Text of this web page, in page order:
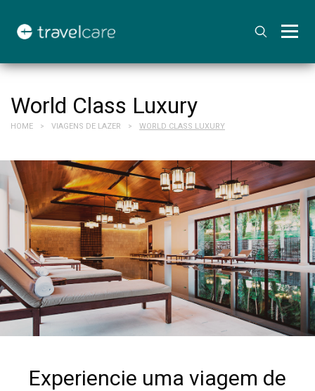
World Class Luxury
HOME > VIAGENS DE LAZER > WORLD CLASS LUXURY
Experiencie uma viagem de